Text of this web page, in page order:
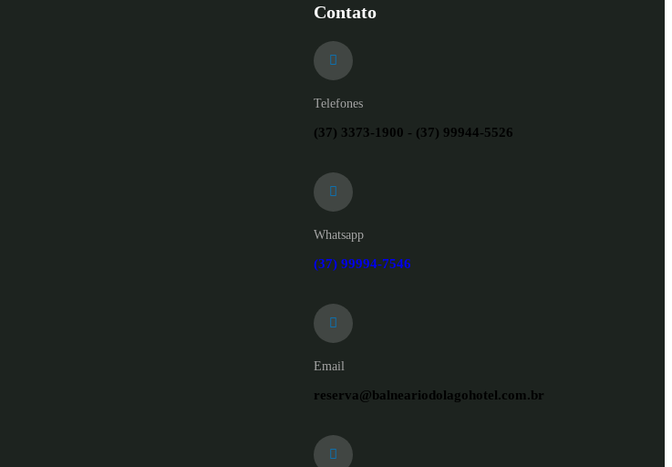
Contato
Telefones
(37) 3373-1900 - (37) 99944-5526
Whatsapp
(37) 99994-7546
Email
reserva@balneariodolagohotel.com.br